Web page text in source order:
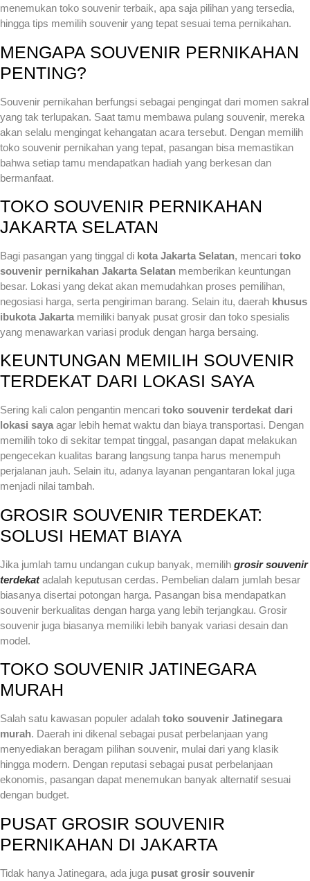
menemukan toko souvenir terbaik, apa saja pilihan yang tersedia,
hingga tips memilih souvenir yang tepat sesuai tema pernikahan.
MENGAPA SOUVENIR PERNIKAHAN
PENTING?
Souvenir pernikahan berfungsi sebagai pengingat dari momen sakral
yang tak terlupakan. Saat tamu membawa pulang souvenir, mereka
akan selalu mengingat kehangatan acara tersebut. Dengan memilih
toko souvenir pernikahan yang tepat, pasangan bisa memastikan
bahwa setiap tamu mendapatkan hadiah yang berkesan dan
bermanfaat.
TOKO SOUVENIR PERNIKAHAN
JAKARTA SELATAN
Bagi pasangan yang tinggal di kota Jakarta Selatan, mencari toko
souvenir pernikahan Jakarta Selatan memberikan keuntungan
besar. Lokasi yang dekat akan memudahkan proses pemilihan,
negosiasi harga, serta pengiriman barang. Selain itu, daerah khusus
ibukota Jakarta memiliki banyak pusat grosir dan toko spesialis
yang menawarkan variasi produk dengan harga bersaing.
KEUNTUNGAN MEMILIH SOUVENIR
TERDEKAT DARI LOKASI SAYA
Sering kali calon pengantin mencari toko souvenir terdekat dari
lokasi saya agar lebih hemat waktu dan biaya transportasi. Dengan
memilih toko di sekitar tempat tinggal, pasangan dapat melakukan
pengecekan kualitas barang langsung tanpa harus menempuh
perjalanan jauh. Selain itu, adanya layanan pengantaran lokal juga
menjadi nilai tambah.
GROSIR SOUVENIR TERDEKAT:
SOLUSI HEMAT BIAYA
Jika jumlah tamu undangan cukup banyak, memilih grosir souvenir
terdekatadalah keputusan cerdas. Pembelian dalam jumlah besar
biasanya disertai potongan harga. Pasangan bisa mendapatkan
souvenir berkualitas dengan harga yang lebih terjangkau. Grosir
souvenir juga biasanya memiliki lebih banyak variasi desain dan
model.
TOKO SOUVENIR JATINEGARA
MURAH
Salah satu kawasan populer adalah toko souvenir Jatinegara
murah. Daerah ini dikenal sebagai pusat perbelanjaan yang
menyediakan beragam pilihan souvenir, mulai dari yang klasik
hingga modern. Dengan reputasi sebagai pusat perbelanjaan
ekonomis, pasangan dapat menemukan banyak alternatif sesuai
dengan budget.
PUSAT GROSIR SOUVENIR
PERNIKAHAN DI JAKARTA
Tidak hanya Jatinegara, ada juga pusat grosir souvenir